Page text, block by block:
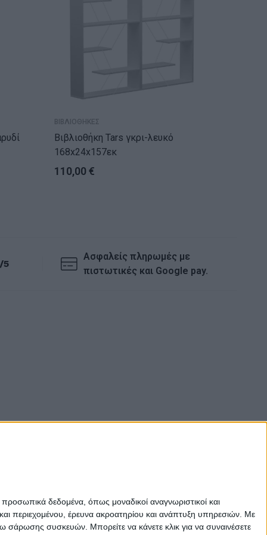
δεδομένα, όπως μοναδικοί αναγνωριστικοί και
περιεχομένου, έρευνα ακροατηρίου και ανάπτυξη υπηρεσιών. Με
σάρωσης συσκευών. Μπορείτε να κάνετε κλικ για να συναινέσετε
ΒΙΒΛΙΟΘΗΚΕΣ
Βιβλιοθήκη Tars γκρι-λευκό
168x24x157εκ
110,00 €
5
Ασφαλείς πληρωμές με
πιστωτικές και Google pay.